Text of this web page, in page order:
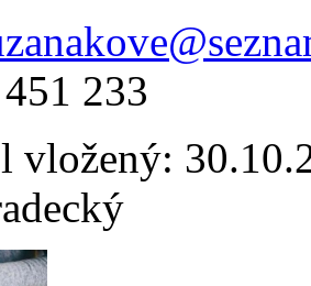
233
vložený: